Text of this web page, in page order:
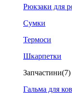
Рюкзаки для
Сумки
Термоси
Шкарпетки
Запчастини(7)
Гальма для